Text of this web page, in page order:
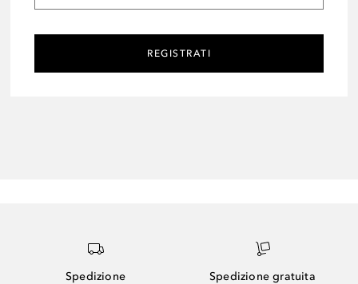
REGISTRATI
Spedizione
Spedizione gratuita